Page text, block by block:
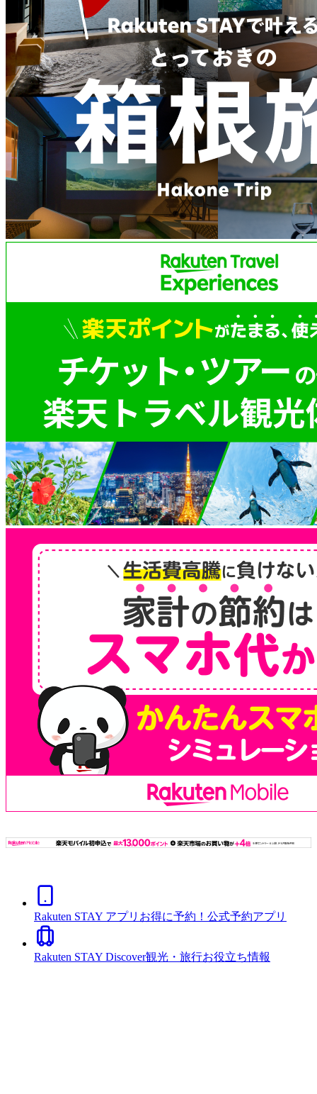
Rakuten STAY アプリ お得に予約！公式予約アプリ
Rakuten STAY Discover観光・旅行お役立ち情報